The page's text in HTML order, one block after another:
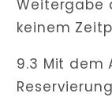
Weitergabe
keinem
9.3 Mit dem